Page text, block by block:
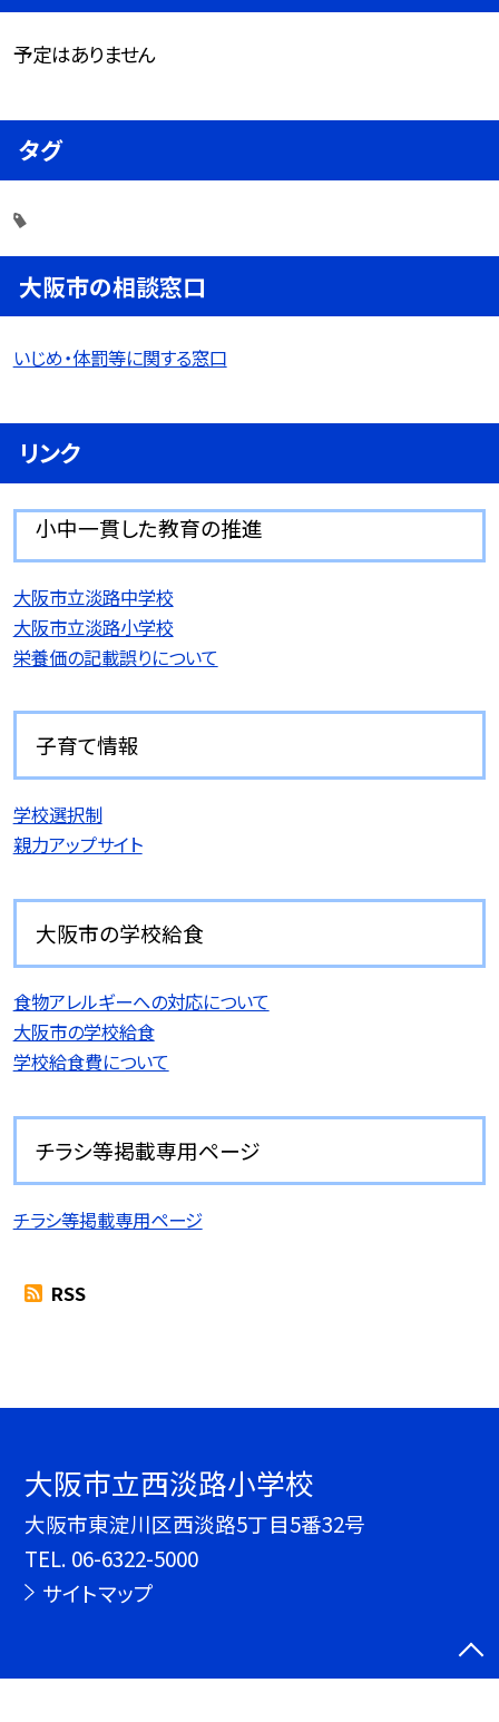
予定はありません
タグ
大阪市の相談窓口
いじめ・体罰等に関する窓口
リンク
小中一貫した教育の推進
大阪市立淡路中学校
大阪市立淡路小学校
栄養価の記載誤りについて
子育て情報
学校選択制
親力アップサイト
大阪市の学校給食
食物アレルギーへの対応について
大阪市の学校給食
学校給食費について
チラシ等掲載専用ページ
チラシ等掲載専用ページ
RSS
大阪市立西淡路小学校
大阪市東淀川区西淡路5丁目5番32号
TEL. 06-6322-5000
サイトマップ